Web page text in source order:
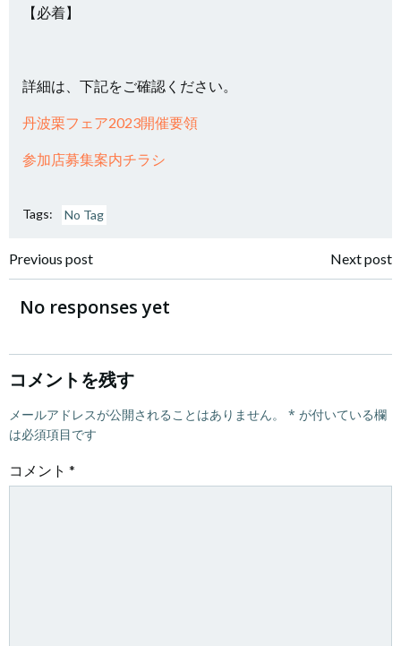
【必着】
詳細は、下記をご確認ください。
丹波栗フェア2023開催要領
参加店募集案内チラシ
Tags: No Tag
投
稿
ナ
ビ
ゲ
ー
Previous post
ナ
ゲ
Next post
No responses yet
コメントを残す
メールアドレスが公開されることはありません。 * が付いている欄
は必須項目です
コメント *